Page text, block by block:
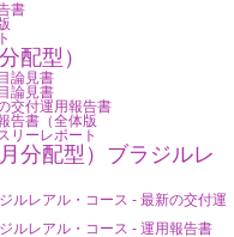
書
配型）
論見書
論見書
交付運用報告書
告書（全体版
リーレポート
分配型）ブラジルレ
ルレアル・コース - 最新の交付運
ルレアル・コース - 運用報告書